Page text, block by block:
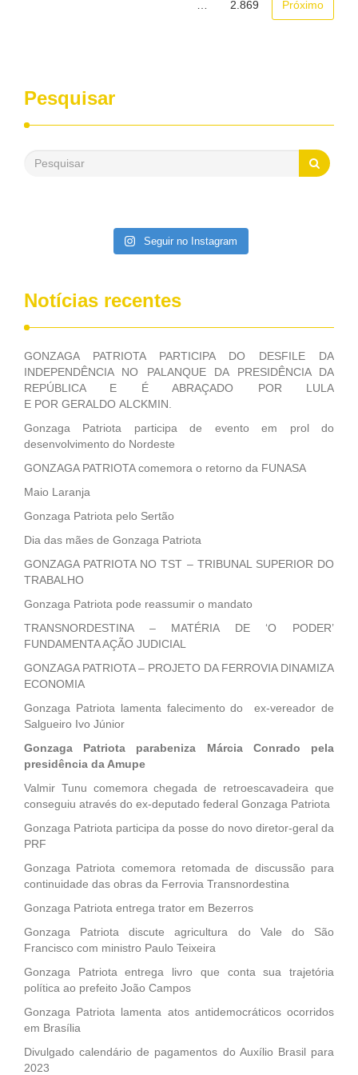
brasileiros”, afirmou. Fonte: Blog do Magno Martins Blog do
2.869 Próximo
Pesquisar
Seguir no Instagram
Notícias recentes
GONZAGA PATRIOTA PARTICIPA DO DESFILE DA
INDEPENDÊNCIA NO PALANQUE DA PRESIDÊNCIA DA
REPÚBLICA E É ABRAÇADO POR LULA
E POR GERALDO ALCKMIN.
Gonzaga Patriota participa de evento em prol do
desenvolvimento do Nordeste
GONZAGA PATRIOTA comemora o retorno da FUNASA
Maio Laranja
Gonzaga Patriota pelo Sertão
Dia das mães de Gonzaga Patriota
GONZAGA PATRIOTA NO TST – TRIBUNAL SUPERIOR DO
TRABALHO
Gonzaga Patriota pode reassumir o mandato
TRANSNORDESTINA – MATÉRIA DE ‘O PODER’
FUNDAMENTA AÇÃO JUDICIAL
GONZAGA PATRIOTA – PROJETO DA FERROVIA DINAMIZA
ECONOMIA
Gonzaga Patriota lamenta falecimento do ex-vereador de
Salgueiro Ivo Júnior
Gonzaga Patriota parabeniza Márcia Conrado pela
presidência da Amupe
Valmir Tunu comemora chegada de retroescavadeira que
conseguiu através do ex-deputado federal Gonzaga Patriota
Gonzaga Patriota participa da posse do novo diretor-geral da
PRF
Gonzaga Patriota comemora retomada de discussão para
continuidade das obras da Ferrovia Transnordestina
Gonzaga Patriota entrega trator em Bezerros
Gonzaga Patriota discute agricultura do Vale do São
Francisco com ministro Paulo Teixeira
Gonzaga Patriota entrega livro que conta sua trajetória
política ao prefeito João Campos
Gonzaga Patriota lamenta atos antidemocráticos ocorridos
em Brasília
Divulgado calendário de pagamentos do Auxílio Brasil para
2023